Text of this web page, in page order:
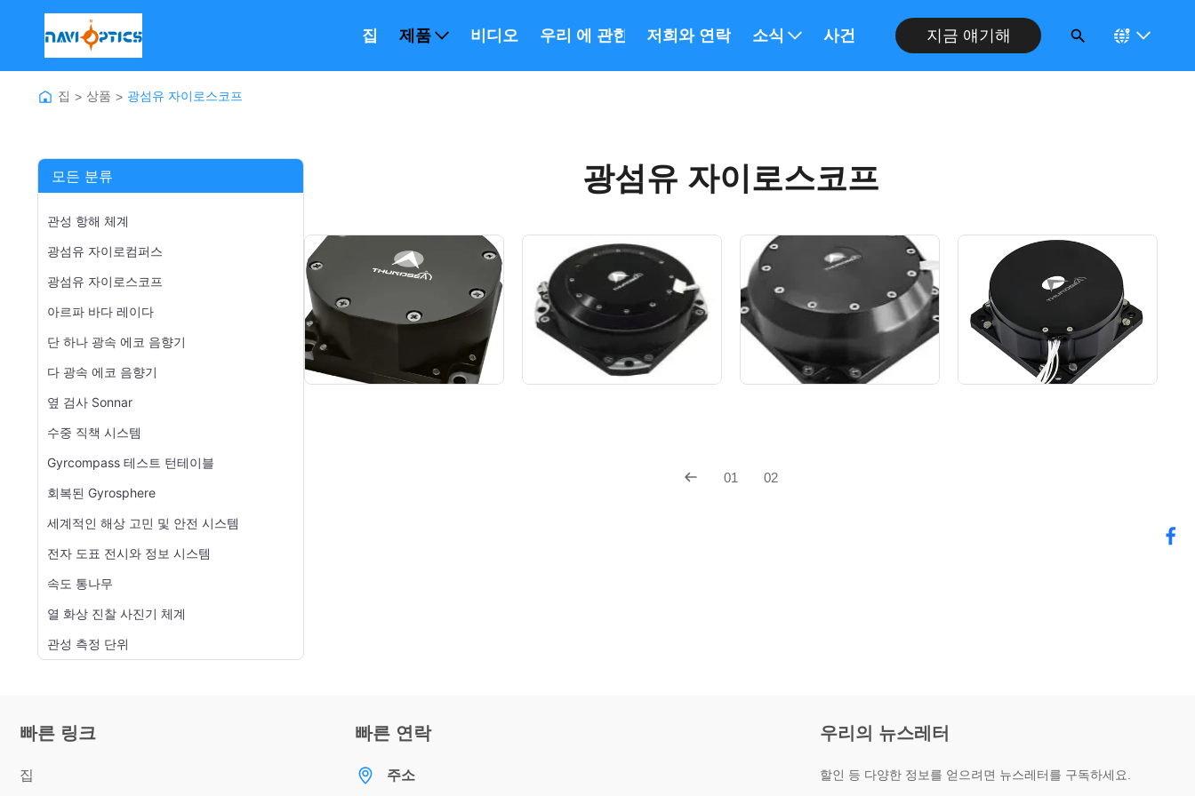
집 제품 비디오 우리 에 관한 것저희와 연락 소식 사건 지금 얘기해
집 > 상품 > 광섬유 자이로스코프
모든 분류
관성 항해 체계
광섬유 자이로컴퍼스
광섬유 자이로스코프
아르파 바다 레이다
단 하나 광속 에코 음향기
다 광속 에코 음향기
옆 검사 Sonnar
수중 직책 시스템
Gyrcompass 테스트 턴테이블
회복된 Gyrosphere
세계적인 해상 고민 및 안전 시스템
전자 도표 전시와 정보 시스템
속도 통나무
열 화상 진찰 사진기 체계
관성 측정 단위
광섬유 자이로스코프
01 02
빠른 링크
집
빠른 연락
주소
우리의 뉴스레터
할인 등 다양한 정보를 얻으려면 뉴스레터를 구독하세요.